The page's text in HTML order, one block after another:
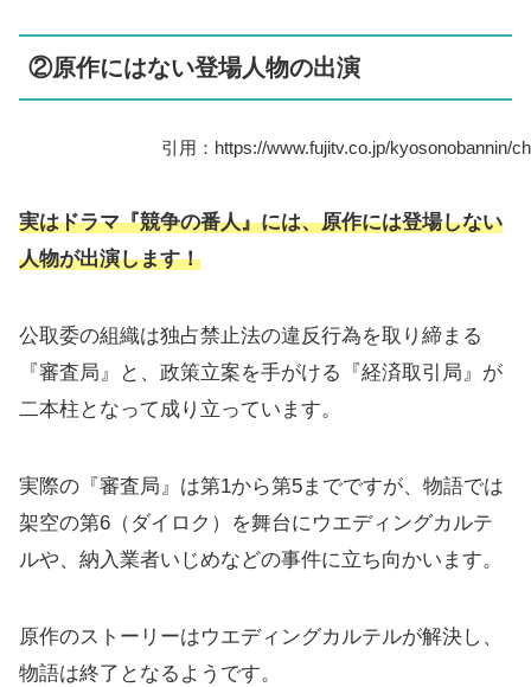
②原作にはない登場人物の出演
引用：https://www.fujitv.co.jp/kyosonobannin/
実はドラマ『競争の番人』には、原作には登場しない
人物が出演します！
公取委の組織は独占禁止法の違反行為を取り締まる
『審査局』と、政策立案を手がける『経済取引局』が
二本柱となって成り立っています。
実際の『審査局』は第1から第5までですが、物語では
架空の第6（ダイロク）を舞台にウエディングカルテ
ルや、納入業者いじめなどの事件に立ち向かいます。
原作のストーリーはウエディングカルテルが解決し、
物語は終了となるようです。